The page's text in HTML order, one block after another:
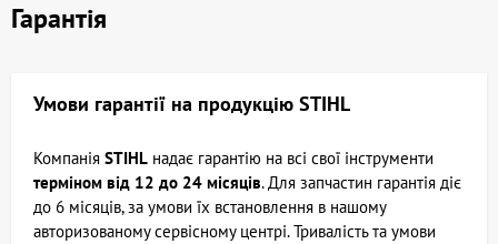
Гарантія
Умови гарантії на продукцію STIHL
Компанія STIHL надає гарантію на всі свої інструменти
терміном від 12 до 24 місяців. Для запчастин гарантія діє
до 6 місяців, за умови їх встановлення в нашому
авторизованому сервісному центрі. Тривалість та умови